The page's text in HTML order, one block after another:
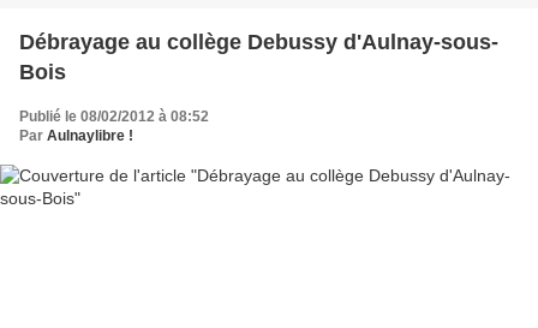
Débrayage au collège Debussy d'Aulnay-sous-
Bois
Publié le 08/02/2012 à 08:52
Par Aulnaylibre !